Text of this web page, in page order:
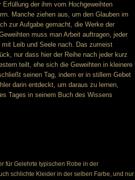
der ihm vom Hochgeweihten
Manche ziehen aus, um den Glauben im
zur Aufgabe gemacht, die Werke der
muss man Arbeit auftragen, jeder
Leib und Seele nach. Das zumeist
nur dass hier der Reihe nach jeder kurz
teilt, ehe sich die Geweihten in kleinere
seinen Tag, indem er in stillem Gebet
darin entdeckt, um daraus zu lernen,
Tages in seinem Buch des Wissens
für Gelehrte typischen Robe in der
schlichte Kleider in der selben Farbe, und nur